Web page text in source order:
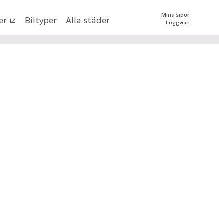
Biltyper Alla städer
Mina sidor
Logga in
0 kr tillmer än 500000